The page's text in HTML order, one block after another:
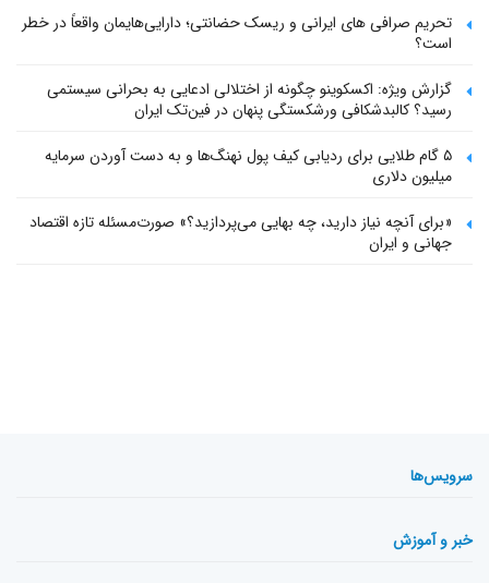
تحریم صرافی های ایرانی و ریسک حضانتی؛ دارایی‌هایمان واقعاً در خطر
است؟
گزارش ویژه: اکسکوینو چگونه از اختلالی ادعایی به بحرانی سیستمی
رسید؟ کالبدشکافی ورشکستگی پنهان در فین‌تک ایران
۵ گام طلایی برای ردیابی کیف پول‌ نهنگ‌ها و به دست آوردن سرمایه
میلیون دلاری
«برای آنچه نیاز دارید، چه بهایی می‌پردازید؟» صورت‌مسئله تازه اقتصاد
جهانی و ایران
سرویس‌ها
خبر و آموزش